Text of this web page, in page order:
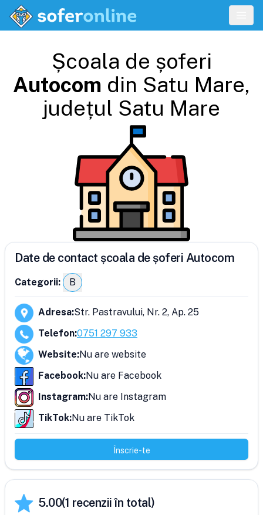
Școala de șoferi
Autocom din Satu Mare,
județul Satu Mare
Date de contact școala de șoferi Autocom
Categorii: B
Adresa:Str. Pastravului, Nr. 2, Ap. 25
Telefon:0751 297 933
Website:Nu are website
Facebook:Nu are Facebook
Instagram:Nu are Instagram
TikTok:Nu are TikTok
Înscrie-te
5.00(1 recenzii în total)